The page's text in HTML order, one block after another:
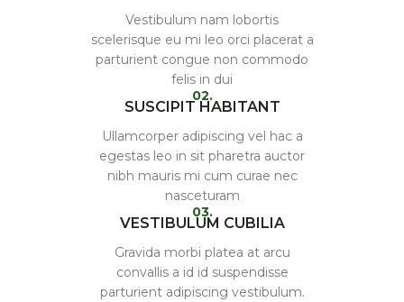
Vestibulum nam lobortis
scelerisque eu mi leo orci placerat a
parturient congue non commodo
felis in dui
02.
SUSCIPIT HABITANT
Ullamcorper adipiscing vel hac a
egestas leo in sit pharetra auctor
nibh mauris mi cum curae nec
nasceturam
03.
VESTIBULUM CUBILIA
Gravida morbi platea at arcu
convallis a id id suspendisse
parturient adipiscing vestibulum.